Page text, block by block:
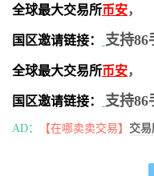
全球最大交易所币安，
国区邀请链接： 支持86
全球最大交易所币安，
国区邀请链接： 支持86
AD： 【在哪卖卖交易】 交易